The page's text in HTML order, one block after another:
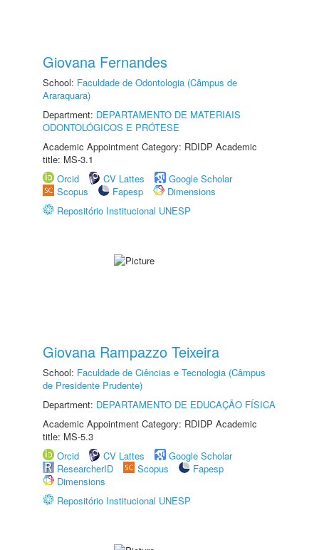
Giovana Fernandes
School: Faculdade de Odontologia (Câmpus de
Araraquara)
Department: DEPARTAMENTO DE MATERIAIS
ODONTOLÓGICOS E PRÓTESE
Academic Appointment Category: RDIDP Academic
title: MS-3.1
Orcid
CV Lattes
Google Scholar
Scopus
Fapesp
Dimensions
Repositório Institucional UNESP
Giovana Rampazzo Teixeira
School: Faculdade de Ciências e Tecnologia (Câmpus
de Presidente Prudente)
Department: DEPARTAMENTO DE EDUCAÇÃO FÍSICA
Academic Appointment Category: RDIDP Academic
title: MS-5.3
Orcid
CV Lattes
Google Scholar
ResearcherID
Scopus
Fapesp
Dimensions
Repositório Institucional UNESP